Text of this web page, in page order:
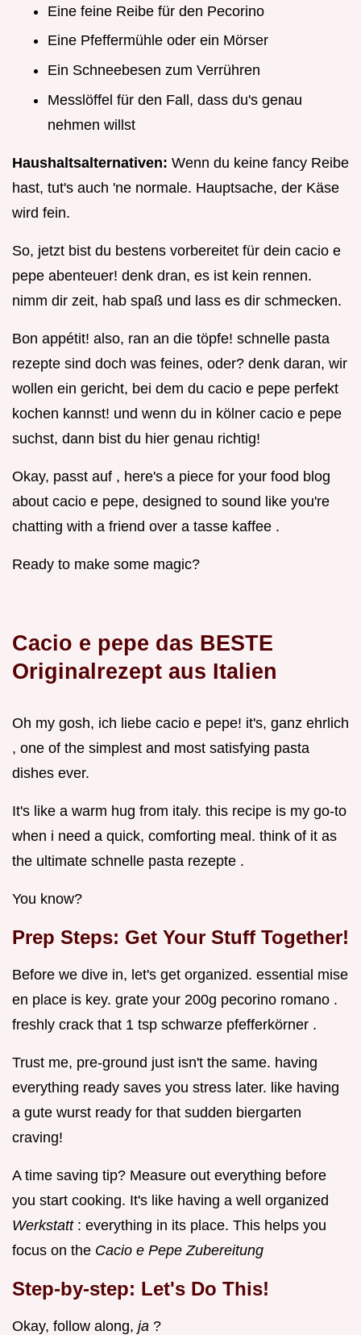
Eine feine Reibe für den Pecorino
Eine Pfeffermühle oder ein Mörser
Ein Schneebesen zum Verrühren
Messlöffel für den Fall, dass du's genau
nehmen willst
Haushaltsalternativen: Wenn du keine fancy Reibe
hast, tut's auch 'ne normale. Hauptsache, der Käse
wird fein.
So, jetzt bist du bestens vorbereitet für dein cacio e
pepe abenteuer! denk dran, es ist kein rennen.
nimm dir zeit, hab spaß und lass es dir schmecken.
Bon appétit! also, ran an die töpfe! schnelle pasta
rezepte sind doch was feines, oder? denk daran, wir
wollen ein gericht, bei dem du cacio e pepe perfekt
kochen kannst! und wenn du in kölner cacio e pepe
suchst, dann bist du hier genau richtig!
Okay, passt auf , here's a piece for your food blog
about cacio e pepe, designed to sound like you're
chatting with a friend over a tasse kaffee .
Ready to make some magic?
Cacio e pepe das BESTE
Originalrezept aus Italien
Oh my gosh, ich liebe cacio e pepe! it's, ganz ehrlich
, one of the simplest and most satisfying pasta
dishes ever.
It's like a warm hug from italy. this recipe is my go-to
when i need a quick, comforting meal. think of it as
the ultimate schnelle pasta rezepte .
You know?
Prep Steps: Get Your Stuff Together!
Before we dive in, let's get organized. essential mise
en place is key. grate your 200g pecorino romano .
freshly crack that 1 tsp schwarze pfefferkörner .
Trust me, pre-ground just isn't the same. having
everything ready saves you stress later. like having
a gute wurst ready for that sudden biergarten
craving!
A time saving tip? Measure out everything before
you start cooking. It's like having a well organized
Werkstatt : everything in its place. This helps you
focus on the Cacio e Pepe Zubereitung
Step-by-step: Let's Do This!
Okay, follow along, ja ?